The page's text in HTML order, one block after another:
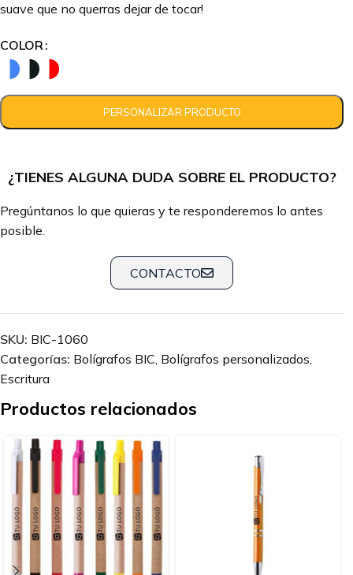
suave que no querras dejar de tocar!
COLOR
¿TIENES ALGUNA DUDA SOBRE EL PRODUCTO?
Pregúntanos lo que quieras y te responderemos lo antes
posible.
CONTACTO
SKU: BIC-1060
Categorías: Bolígrafos BIC, Bolígrafos personalizados,
Escritura
Productos relacionados